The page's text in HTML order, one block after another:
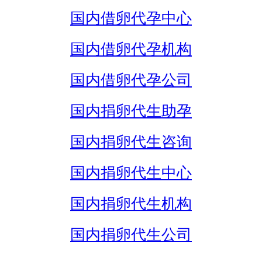
国内借卵代孕中心
国内借卵代孕机构
国内借卵代孕公司
国内捐卵代生助孕
国内捐卵代生咨询
国内捐卵代生中心
国内捐卵代生机构
国内捐卵代生公司